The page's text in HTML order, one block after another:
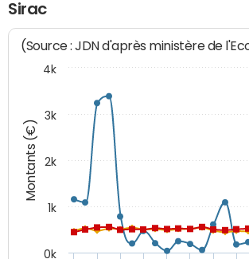
Sirac
Montants (€)
(Source : JDN d'après ministère de
0k
1k
2k
3k
4k